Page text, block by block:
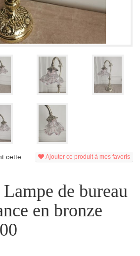
Ajouter ce produit à mes favoris
cette
de bureau
en bronze